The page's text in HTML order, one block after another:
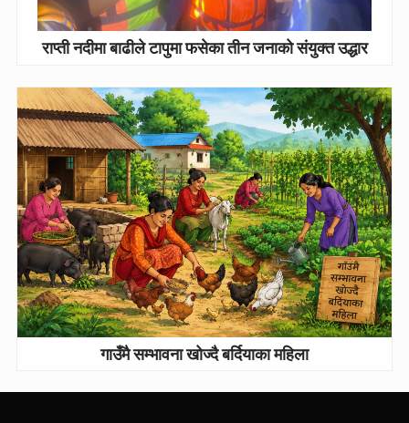
राप्ती नदीमा बाढीले टापुमा फसेका तीन जनाको संयुक्त उद्धार
गाउँमै सम्भावना खोज्दै बर्दियाका महिला